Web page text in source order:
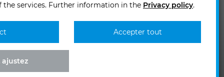
10
KIRCHHOFFKIRCHHOFF
the services. Further information in the Privacy policy.
ajustez
Accepter tout